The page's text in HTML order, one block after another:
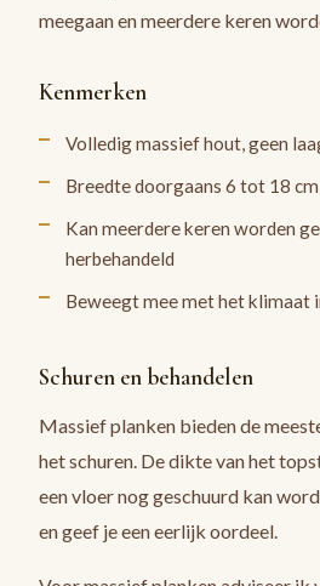
meegaan en meerdere keren
Kenmerken
Volledig massief hout, geen
Breedte doorgaans 6 tot 18
Kan meerdere keren worden
herbehandeld
Beweegt mee met het klimaat
Schuren en behandelen
Massief planken bieden de
het schuren. De dikte van het
een vloer nog geschuurd kan
en geef je een eerlijk oordeel.